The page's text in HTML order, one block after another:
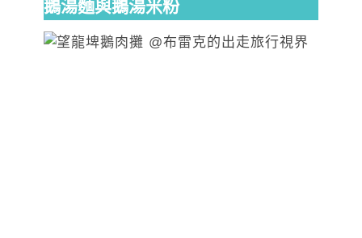
鵝湯麵與鵝湯米粉